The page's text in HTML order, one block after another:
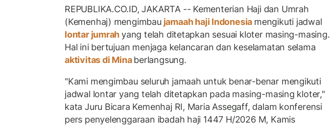
REPUBLIKA.CO.ID, JAKARTA -- Kementerian Haji dan Umrah
(Kemenhaj) mengimbau jamaah haji Indonesia mengikuti jadwal
lontar jumrahyang telah ditetapkan sesuai kloter masing-masing.
Hal ini bertujuan menjaga kelancaran dan keselamatan selama
aktivitas di Minaberlangsung.
"Kami mengimbau seluruh jamaah untuk benar-benar mengikuti
jadwal lontar yang telah ditetapkan pada masing-masing kloter,"
kata Juru Bicara Kemenhaj RI, Maria Assegaff, dalam konferensi
pers penyelenggaraan ibadah haji 1447 H/2026 M, Kamis